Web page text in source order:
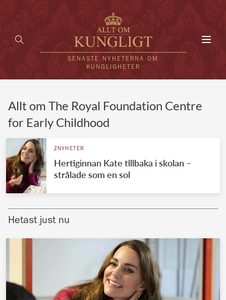
SENASTE NYHETERNA OM
KUNGLIGHETER
KUNGAFAMILJEN
KÄNDISAR
VÄRLDENS KUNGAHUS
Svenska kungahuset
Norska kungahuset
Danska kungahuset
Spanska kungahuset
Nederländska kungahuset
Allt om The Royal Foundation Centre
for Early Childhood
ZNYHETER
Hertiginnan Kate tillbaka i skolan –
strålade som en sol
Hetast just nu